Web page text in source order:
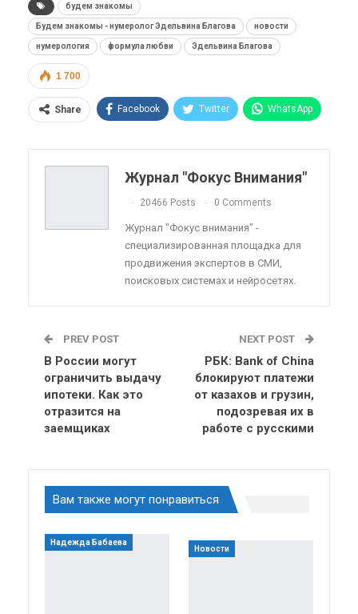
будем знакомы
Будем знакомы - нумеролог Эдельвина Благова новости
нумерология формула любви Эдельвина Благова
1 700
Share Facebook Twitter WhatsApp
Telegram Viber
Linkedin Tumblr
Журнал "Фокус Внимания"
20466 Posts 0 Comments
Журнал "Фокус внимания" -
специализированная площадка для
продвижения экспертов в СМИ,
поисковых системах и нейросетях.
PREV POST
В России могут
ограничить выдачу
ипотеки. Как это
отразится на
заемщиках
NEXT POST
РБК: Bank of China
блокируют платежи
от казахов и грузин,
подозревая их в
работе с русскими
Вам также могут понравиться
Надежда Бабаева
Новости